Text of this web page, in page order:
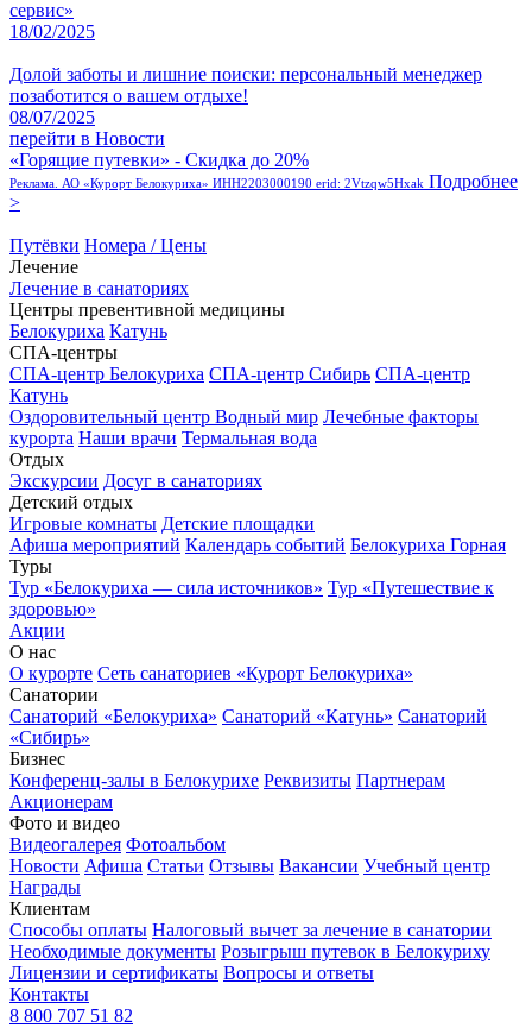
сервис»
18/02/2025
Долой заботы и лишние поиски: персональный менеджер
позаботится о вашем отдыхе!
08/07/2025
перейти в Новости
«Горящие путевки» - Скидка до 20%
Реклама. АО «Курорт Белокуриха» ИНН2203000190 erid: 2Vtzqw5Hxak Подробнее
>
Путёвки Номера / Цены
Лечение
Лечение в санаториях
Центры превентивной медицины
Белокуриха Катунь
СПА-центры
СПА-центр Белокуриха СПА-центр Сибирь СПА-центр
Катунь
Оздоровительный центр Водный мир Лечебные факторы
курорта Наши врачи Термальная вода
Отдых
Экскурсии Досуг в санаториях
Детский отдых
Игровые комнаты Детские площадки
Афиша мероприятий Календарь событий Белокуриха Горная
Туры
Тур «Белокуриха — сила источников» Тур «Путешествие к
здоровью»
Акции
О нас
О курорте Сеть санаториев «Курорт Белокуриха»
Санатории
Санаторий «Белокуриха» Санаторий «Катунь» Санаторий
«Сибирь»
Бизнес
Конференц-залы в Белокурихе Реквизиты Партнерам
Акционерам
Фото и видео
Видеогалерея Фотоальбом
Новости Афиша Статьи Отзывы Вакансии Учебный центр
Награды
Клиентам
Способы оплаты Налоговый вычет за лечение в санатории
Необходимые документы Розыгрыш путевок в Белокуриху
Лицензии и сертификаты Вопросы и ответы
Контакты
8 800 707 51 82